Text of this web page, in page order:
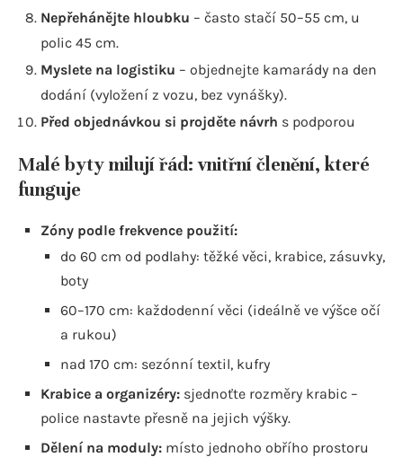
Nepřehánějte hloubku – často stačí 50–55 cm, u
polic 45 cm.
Myslete na logistiku – objednejte kamarády na den
dodání (vyložení z vozu, bez vynášky).
Před objednávkou si projděte návrh s podporou
Malé byty milují řád: vnitřní členění, které
funguje
Zóny podle frekvence použití:
do 60 cm od podlahy: těžké věci, krabice, zásuvky,
boty
60–170 cm: každodenní věci (ideálně ve výšce očí
a rukou)
nad 170 cm: sezónní textil, kufry
Krabice a organizéry: sjednoťte rozměry krabic –
police nastavte přesně na jejich výšky.
Dělení na moduly: místo jednoho obřího prostoru